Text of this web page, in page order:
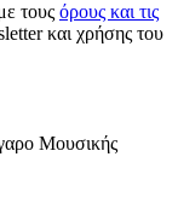
τους όρους και τις
και χρήσης του
Μουσικής